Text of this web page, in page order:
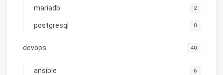
mariadb 2
postgresql 8
devops 40
ansible 6